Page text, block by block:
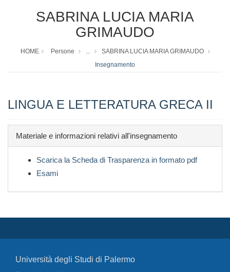
SABRINA LUCIA MARIA
GRIMAUDO
HOME Persone ...
SABRINA LUCIA MARIA GRIMAUDO
Insegnamento
LINGUA E LETTERATURA GRECA II
Materiale e informazioni relativi all'insegnamento
Scarica la Scheda di Trasparenza in formato pdf
Esami
Università degli Studi di Palermo